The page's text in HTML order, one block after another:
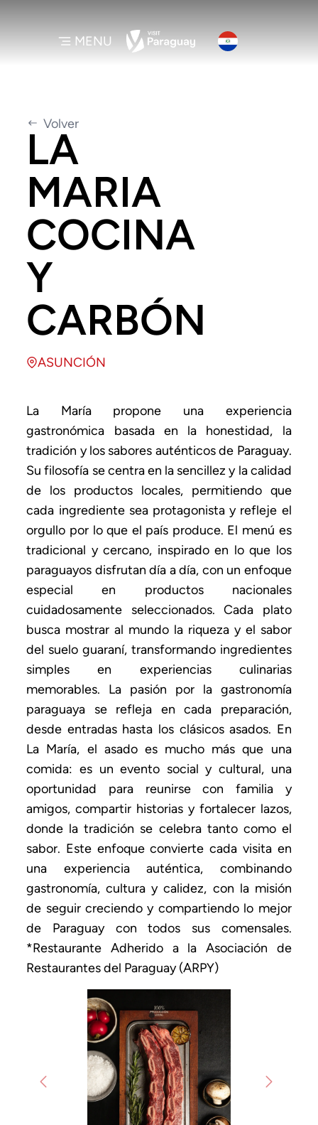
MENU
Volver
LA
MARIA
COCINA
Y
CARBÓN
ASUNCIÓN
La María propone una experiencia
gastronómica basada en la honestidad, la
tradición y los sabores auténticos de Paraguay.
Su filosofía se centra en la sencillez y la calidad
de los productos locales, permitiendo que
cada ingrediente sea protagonista y refleje el
orgullo por lo que el país produce. El menú es
tradicional y cercano, inspirado en lo que los
paraguayos disfrutan día a día, con un enfoque
especial en productos nacionales
cuidadosamente seleccionados. Cada plato
busca mostrar al mundo la riqueza y el sabor
del suelo guaraní, transformando ingredientes
simples en experiencias culinarias
memorables. La pasión por la gastronomía
paraguaya se refleja en cada preparación,
desde entradas hasta los clásicos asados. En
La María, el asado es mucho más que una
comida: es un evento social y cultural, una
oportunidad para reunirse con familia y
amigos, compartir historias y fortalecer lazos,
donde la tradición se celebra tanto como el
sabor. Este enfoque convierte cada visita en
una experiencia auténtica, combinando
gastronomía, cultura y calidez, con la misión
de seguir creciendo y compartiendo lo mejor
de Paraguay con todos sus comensales.
*Restaurante Adherido a la Asociación de
Restaurantes del Paraguay (ARPY)
Previous